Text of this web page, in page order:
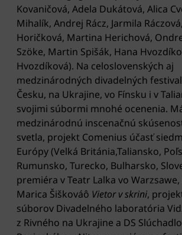
Kovaničová, Adela Dukátová, Alica
Mihalík, Andrej Rácz, Jarmila
Horičková, Martina Herichová,
Szöke, Martin Spišák, Hana
Hvozdíková). Na celoslovenských aj
medzinárodných divadelných
Česku, na Ukrajine, vo Fínsku i v
svojimi súbormi mnohé ocenenia.
medzinárodnú inscenačnú
svetla, projekt Comenius účasť
Európy (Velká Británia,Taliansko,
Rumunsko, Turecko, Bulharsko,
premiéra v Teatr Lalka vo Warzsawe,
Marica Šiškováô Vietor v skrini,
súborov Divadelného laboratória
z Rivného na Ukrajine a DS Slúchadlo